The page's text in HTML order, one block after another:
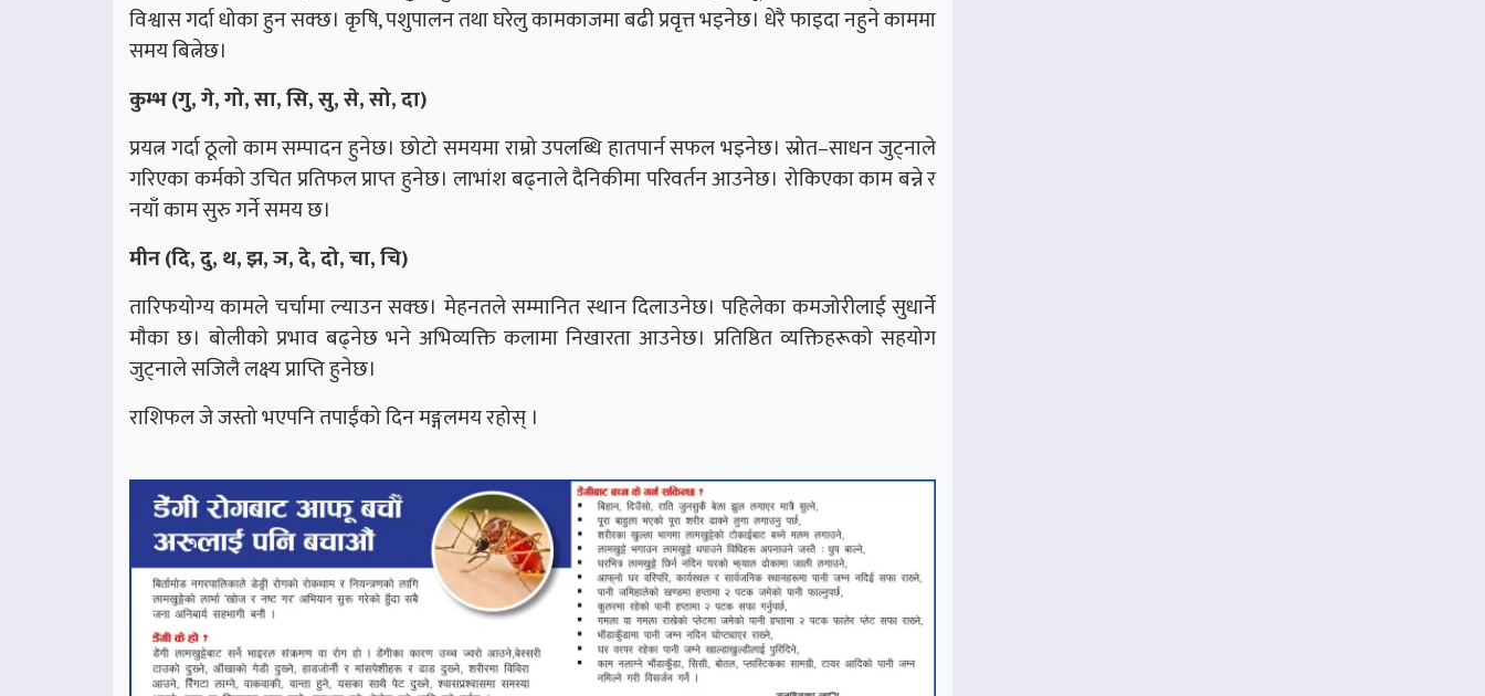
विश्वास गर्दा धोका हुन सक्छ। कृषि, पशुपालन तथा घरेलु कामकाजमा बढी प्रवृत्त भइनेछ। धेरै फाइदा नहुने काममा
समय बित्नेछ।
कुम्भ (गु, गे, गो, सा, सि, सु, से, सो, दा)
प्रयत्न गर्दा ठूलाे काम सम्पादन हुनेछ। छोटो समयमा राम्रो उपलब्धि हातपार्न सफल भइनेछ। स्रोत–साधन जुट्नाले
गरिएका कर्मको उचित प्रतिफल प्राप्त हुनेछ। लाभांश बढ्नाले दैनिकीमा परिवर्तन आउनेछ। रोकिएका काम बन्ने र
नयाँ काम सुरु गर्ने समय छ।
मीन (दि, दु, थ, झ, ञ, दे, दो, चा, चि)
तारिफयोग्य कामले चर्चामा ल्याउन सक्छ। मेहनतले सम्मानित स्थान दिलाउनेछ। पहिलेका कमजोरीलाई सुधार्ने
माैका छ। बोलीको प्रभाव बढ्नेछ भने अभिव्यक्ति कलामा निखारता आउनेछ। प्रतिष्ठित व्यक्तिहरूको सहयोग
जुट्नाले सजिलै लक्ष्य प्राप्ति हुनेछ।
राशिफल जे जस्तो भएपनि तपाईंको दिन मङ्गलमय रहोस् ।